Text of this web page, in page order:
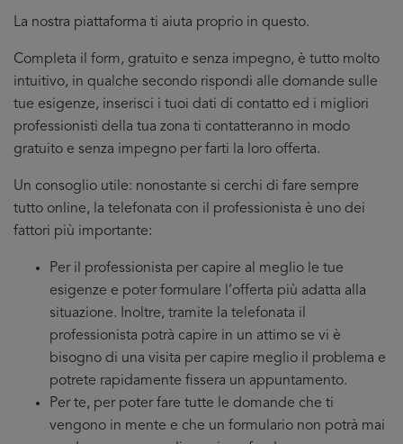
La nostra piattaforma ti aiuta proprio in questo.
Completa il form, gratuito e senza impegno, è tutto molto
intuitivo, in qualche secondo rispondi alle domande sulle
tue esigenze, inserisci i tuoi dati di contatto ed i migliori
professionisti della tua zona ti contatteranno in modo
gratuito e senza impegno per farti la loro offerta.
Un consoglio utile: nonostante si cerchi di fare sempre
tutto online, la telefonata con il professionista è uno dei
fattori più importante:
Per il professionista per capire al meglio le tue
esigenze e poter formulare l’offerta più adatta alla
situazione. Inoltre, tramite la telefonata il
professionista potrà capire in un attimo se vi è
bisogno di una visita per capire meglio il problema e
potrete rapidamente fissera un appuntamento.
Per te, per poter fare tutte le domande che ti
vengono in mente e che un formulario non potrà mai